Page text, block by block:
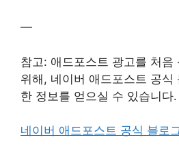
—
참고: 애드포스트 광고를 처음
위해, 네이버 애드포스트 공식
한 정보를 얻으실 수 있습니다.
네이버 애드포스트 공식 블로